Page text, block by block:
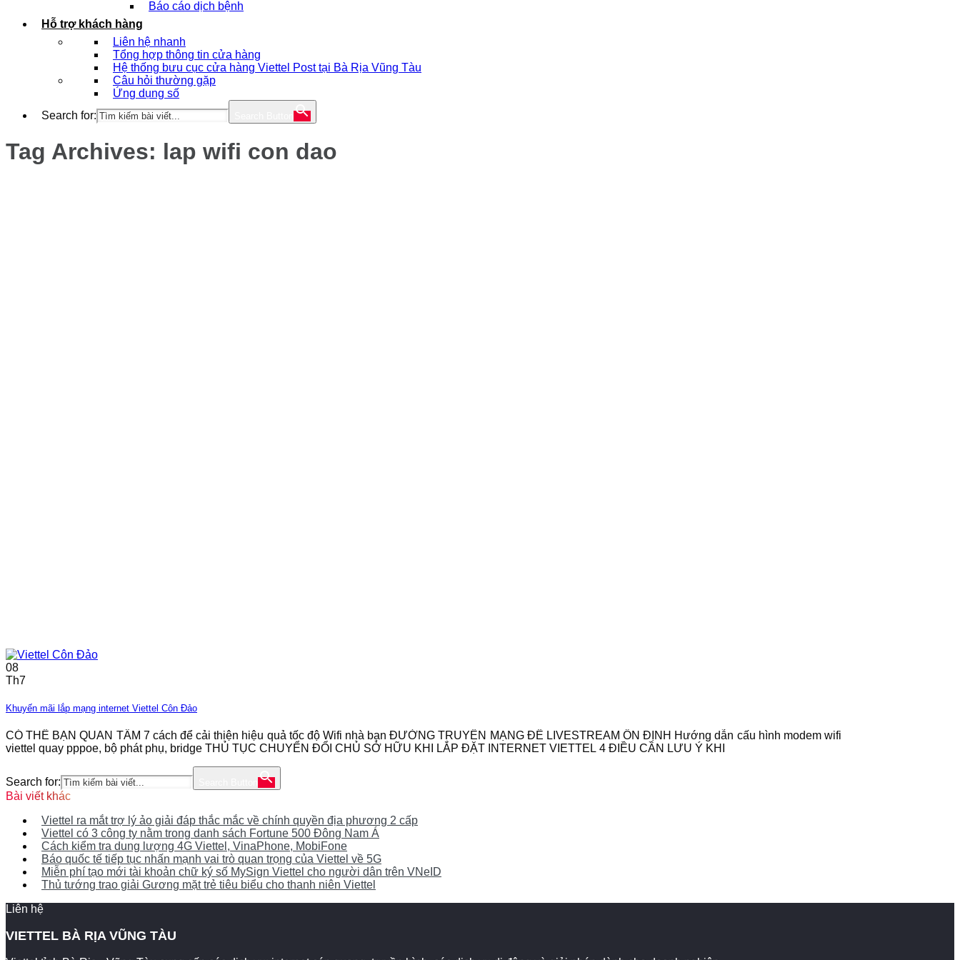
Báo cáo dịch bệnh
Hỗ trợ khách hàng
Liên hệ nhanh
Tổng hợp thông tin cửa hàng
Hệ thống bưu cục cửa hàng Viettel Post tại Bà Rịa Vũng Tàu
Câu hỏi thường gặp
Ứng dụng số
Search for:
Tag Archives: lap wifi con dao
08
Th7
Khuyến mãi lắp mạng internet Viettel Côn Đảo
CÓ THỂ BẠN QUAN TÂM 7 cách để cải thiện hiệu quả tốc độ Wifi nhà bạn ĐƯỜNG TRUYỀN MẠNG ĐỂ LIVESTREAM ỔN ĐỊNH Hướng dẫn cấu hình modem wifi
viettel quay pppoe, bộ phát phụ, bridge THỦ TỤC CHUYỂN ĐỔI CHỦ SỞ HỮU KHI LẮP ĐẶT INTERNET VIETTEL 4 ĐIỀU CẦN LƯU Ý KHI
Search for:
Bài viết khác
Viettel ra mắt trợ lý ảo giải đáp thắc mắc về chính quyền địa phương 2 cấp
Viettel có 3 công ty nằm trong danh sách Fortune 500 Đông Nam Á
Cách kiểm tra dung lượng 4G Viettel, VinaPhone, MobiFone
Báo quốc tế tiếp tục nhấn mạnh vai trò quan trọng của Viettel về 5G
Miễn phí tạo mới tài khoản chữ ký số MySign Viettel cho người dân trên VNeID
Thủ tướng trao giải Gương mặt trẻ tiêu biểu cho thanh niên Viettel
Liên hệ
VIETTEL BÀ RỊA VŨNG TÀU